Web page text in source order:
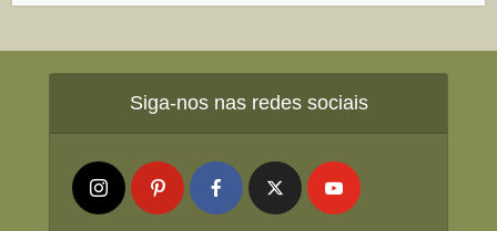
Siga-nos nas redes sociais